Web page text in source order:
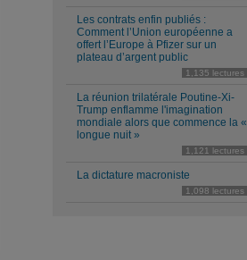
Les contrats enfin publiés :
Comment l’Union européenne a
offert l’Europe à Pfizer sur un
plateau d’argent public
1,135 lectures
La réunion trilatérale Poutine-Xi-
Trump enflamme l'imagination
mondiale alors que commence la «
longue nuit »
1,121 lectures
La dictature macroniste
1,098 lectures